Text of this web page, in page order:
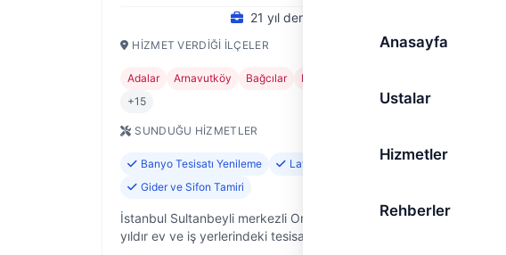
Anasayfa
Ustalar
Hizmetler
Rehberler
21 yıl deneyim
HIZMET VERDIĞI İLÇELER
Adalar Arnavutköy Bağcılar Bahçelievler
+15
SUNDUĞU HIZMETLER
Banyo Tesisatı Yenileme
Lavabo ve Evye Montajı
Gider ve Sifon Tamiri
İstanbul Sultanbeyli merkezli Orka Tesisat olarak, 21
yıldır ev ve iş yerlerindeki tesisat sorunlarına güvenilir